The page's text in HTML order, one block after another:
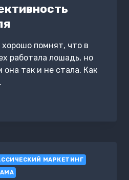
помнят, что в
работала лошадь, но
она так и не стала. Как
МАРКЕТИНГ